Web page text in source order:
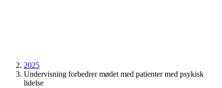
2025
Undervisning forbedrer mødet med patienter med psykisk
lidelse